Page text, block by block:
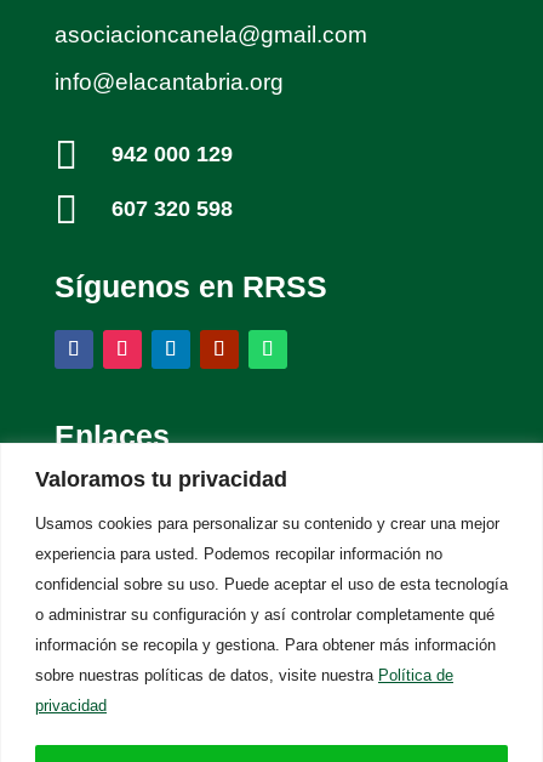
Valoramos tu privacidad
Usamos cookies para personalizar su contenido y crear una mejor
experiencia para usted. Podemos recopilar información no
confidencial sobre su uso. Puede aceptar el uso de esta tecnología
o administrar su configuración y así controlar completamente qué
información se recopila y gestiona. Para obtener más información
sobre nuestras políticas de datos, visite nuestra Política de
privacidad
asociacioncanela@gmail.com
info@elacantabria.org
 942 000 129
 607 320 598
Síguenos en RRSS
Enlaces
Contacto
Noticias
Colabora
Eventos
Servicios
La ELA